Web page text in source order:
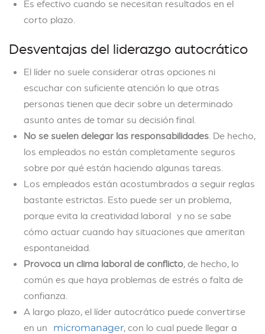
Es efectivo cuando se necesitan resultados en el
corto plazo.
Desventajas del liderazgo autocrático
El líder no suele considerar otras opciones ni
escuchar con suficiente atención lo que otras
personas tienen que decir sobre un determinado
asunto antes de tomar su decisión final.
No se suelen delegar las responsabilidades . De hecho,
los empleados no están completamente seguros
sobre por qué están haciendo algunas tareas.
Los empleados están acostumbrados a seguir reglas
bastante estrictas. Esto puede ser un problema,
porque evita la creatividad laboral y no se sabe
cómo actuar cuando hay situaciones que ameritan
espontaneidad.
Provoca un clima laboral de conflicto, de hecho, lo
común es que haya problemas de estrés o falta de
confianza.
A largo plazo, el líder autocrático puede convertirse
en un micromanager, con lo cual puede llegar a